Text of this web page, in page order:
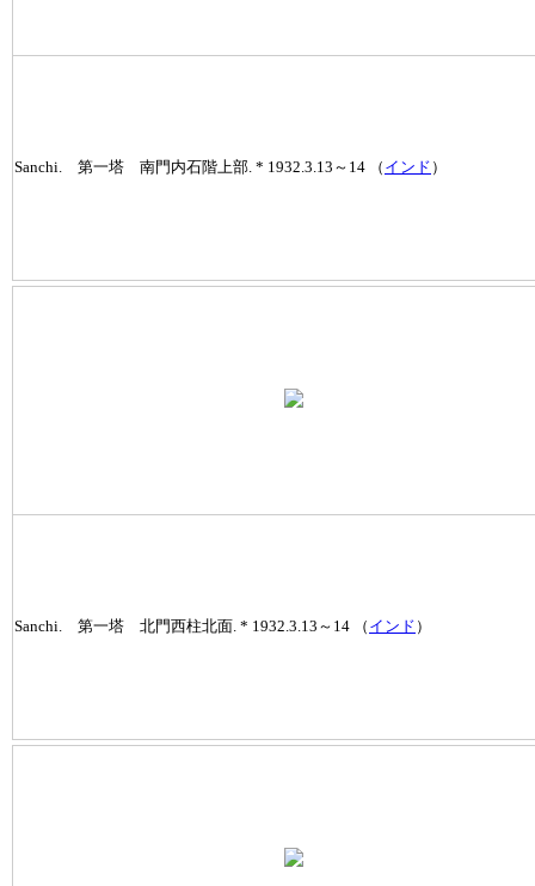
Sanchi. 第一塔 南門内石階上部. * 1932.3.13～14 （ インド ）
Sanchi. 第一塔 北門西柱北面. * 1932.3.13～14 （ インド ）